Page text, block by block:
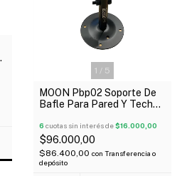
1 / 5
MOON Pbp02 Soporte De
Bafle Para Pared Y Techo
6 cuotas sin interés de$16.000,00
$96.000,00
$86.400,00 con Transferencia o
depósito